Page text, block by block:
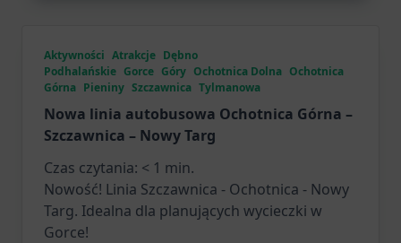
Aktywności Atrakcje Dębno
Podhalańskie Gorce Góry Ochotnica Dolna Ochotnica
Górna Pieniny Szczawnica Tylmanowa
Nowa linia autobusowa Ochotnica Górna –
Szczawnica – Nowy Targ
Czas czytania: < 1 min.
Nowość! Linia Szczawnica - Ochotnica - Nowy
Targ. Idealna dla planujących wycieczki w
Gorce!